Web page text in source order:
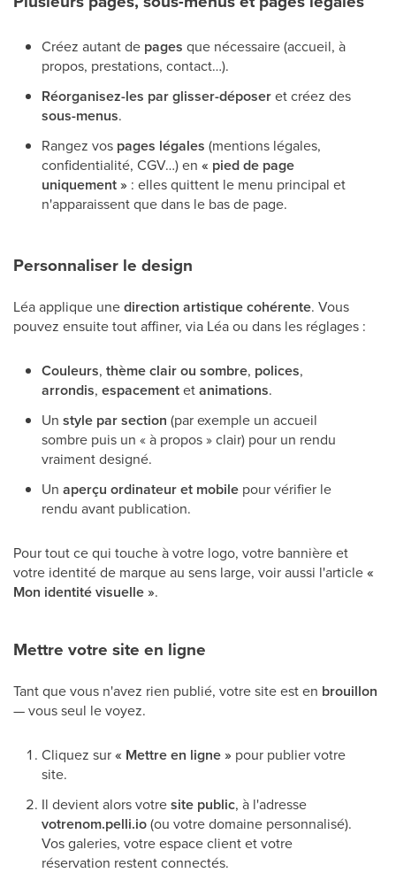
Créez autant de pages que nécessaire (accueil, à
propos, prestations, contact…).
Réorganisez-les par glisser-déposeret créez des
sous-menus.
Rangez vos pages légales (mentions légales,
confidentialité, CGV…) en « pied de page
uniquement » : elles quittent le menu principal et
n'apparaissent que dans le bas de page.
Personnaliser le design
Léa applique unedirection artistique cohérente. Vous
pouvez ensuite tout affiner, via Léa ou dans les réglages :
Couleurs, thème clair ou sombre, polices,
arrondis, espacementetanimations.
Un style par section (par exemple un accueil
sombre puis un « à propos » clair) pour un rendu
vraiment designé.
Un aperçu ordinateur et mobile pour vérifier le
rendu avant publication.
Pour tout ce qui touche à votre logo, votre bannière et
votre identité de marque au sens large, voir aussi l'article«
Mon identité visuelle ».
Mettre votre site en ligne
Tant que vous n'avez rien publié, votre site est en brouillon
— vous seul le voyez.
Cliquez sur« Mettre en ligne » pour publier votre
site.
Il devient alors votresite public, à l'adresse
votrenom.pelli.io(ou votre domaine personnalisé).
Vos galeries, votre espace client et votre
réservation restent connectés.